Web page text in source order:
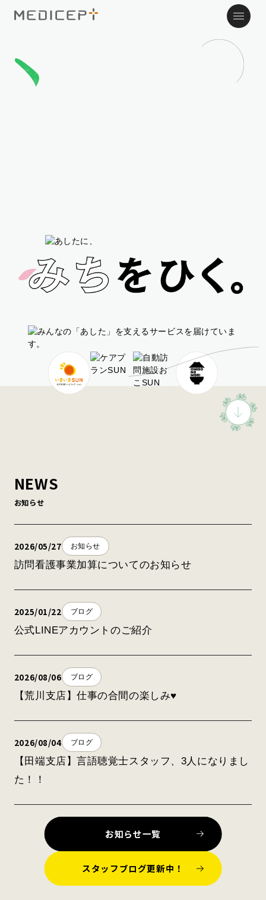
NEWS
お知らせ
2026/05/27 お知らせ
訪問看護事業加算についてのお知らせ
2025/01/22 ブログ
公式LINEアカウントのご紹介
2026/08/06 ブログ
【荒川支店】仕事の合間の楽しみ♥
2026/08/04 ブログ
【田端支店】言語聴覚士スタッフ、3人になりまし
た！！
お知らせ一覧
スタッフブログ更新中！